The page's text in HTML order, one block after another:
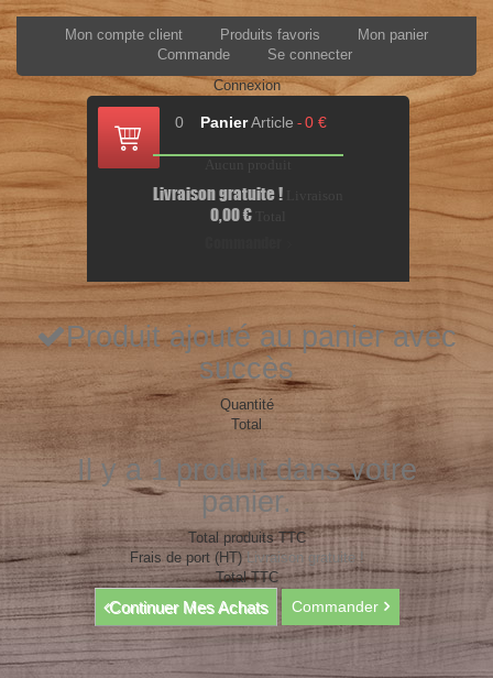
Mon compte client Produits favoris
Mon panier
Commande
Se connecter
Connexion
Panier
0 Article - 0 €
Livraison gratuite !
0,00 €
Produit ajouté au panier avec
succès
Quantité
Total
Il y a 1 produit dans votre
panier.
Total produits TTC
Frais de port (HT) Livraison gratuite !
Total TTC
Continuer Mes Achats Commander